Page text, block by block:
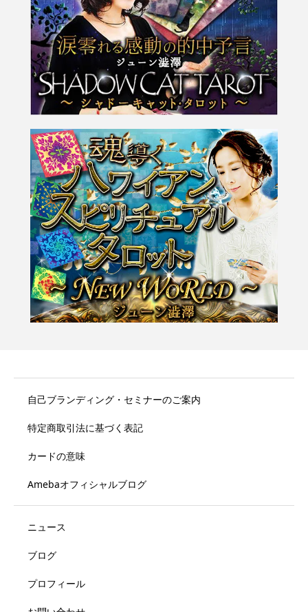
自己ブランディング・セミナーのご案内
特定商取引法に基づく表記
カードの意味
Amebaオフィシャルブログ
ニュース
ブログ
プロフィール